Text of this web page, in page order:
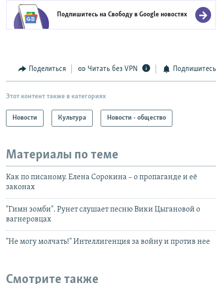
Подпишитесь на Свободу вGoogle новостях
Поделиться Читать без VPN Подпишитесь
Этот контент также в категориях
Новости Культура Новости - общество
Материалы по теме
Как по писаному. Елена Сорокина – о пропаганде и её
законах
"Гимн зомби". Рунет слушает песню Вики Цыгановой о
вагнеровцах
"Не могу молчать!" Интеллигенция за войну и против нее
Смотрите также